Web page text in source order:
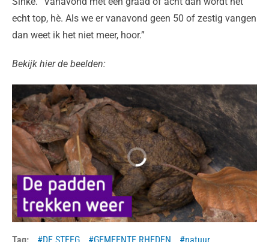
echt top, hè. Als we er vanavond geen 50 of zestig vangen
dan weet ik het niet meer, hoor.”
Bekijk hier de beelden: